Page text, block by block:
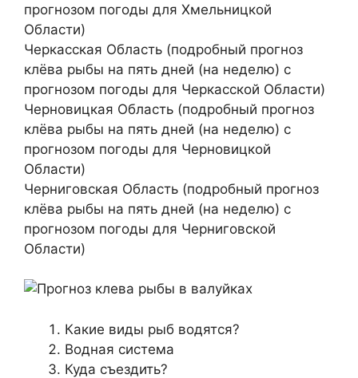
прогнозом погоды для Хмельницкой
Области)
Черкасская Область (подробный прогноз
клёва рыбы на пять дней (на неделю) с
прогнозом погоды для Черкасской Области)
Черновицкая Область (подробный прогноз
клёва рыбы на пять дней (на неделю) с
прогнозом погоды для Черновицкой
Области)
Черниговская Область (подробный прогноз
клёва рыбы на пять дней (на неделю) с
прогнозом погоды для Черниговской
Области)
Какие виды рыб водятся?
Водная система
Куда съездить?